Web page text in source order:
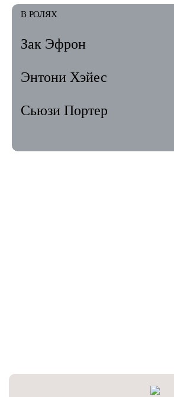
В РОЛЯХ
Зак Эфрон
Энтони Хэйес
Сьюзи Портер